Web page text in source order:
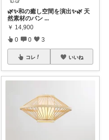
🌿✨和の癒し空間を演出✨🌿 天
然素材のバン ...
￥ 14,900
0 0 3
コレ いいね